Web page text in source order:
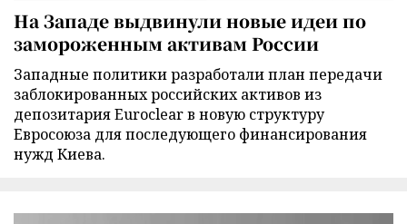
На Западе выдвинули новые идеи по
замороженным активам России
Западные политики разработали план передачи
заблокированных российских активов из
депозитария Euroclear в новую структуру
Евросоюза для последующего финансирования
нужд Киева.